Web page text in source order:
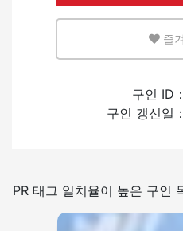
일본어를 쓰는 빈도
즐
구인 ID
구인 갱신일
PR 태그 일치율이 높은 구인